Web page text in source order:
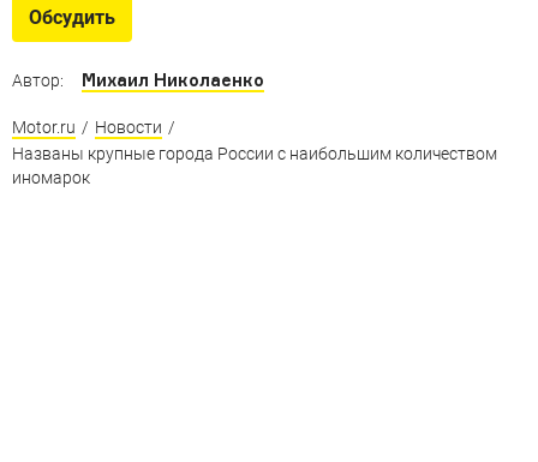
Самые популярные автомобили российского рынка
Обсудить
Автор: Михаил Николаенко
Motor.ru / Новости /
Названы крупные города России с наибольшим количеством
иномарок